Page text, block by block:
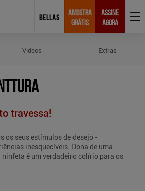
BELLAS
AMOSTRA
GRÁTIS
ASSINE
AGORA
Videos Extras
travessa!
os seus estímulos de desejo -
inesquecíveis. Dona de uma
ninfeta é um verdadeiro colírio para os